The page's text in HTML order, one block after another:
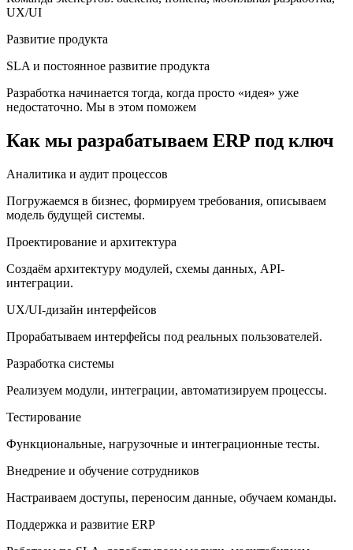
UX/UI
Развитие продукта
SLA и постоянное развитие продукта
Разработка начинается тогда, когда просто «идея» уже
недостаточно. Мы в этом поможем
Как мы разрабатываем ERP под ключ
Аналитика и аудит процессов
Погружаемся в бизнес, формируем требования, описываем
модель будущей системы.
Проектирование и архитектура
Создаём архитектуру модулей, схемы данных, API-
интеграции.
UX/UI-дизайн интерфейсов
Прорабатываем интерфейсы под реальных пользователей.
Разработка системы
Реализуем модули, интеграции, автоматизируем процессы.
Тестирование
Функциональные, нагрузочные и интеграционные тесты.
Внедрение и обучение сотрудников
Настраиваем доступы, переносим данные, обучаем команды.
Поддержка и развитие ERP